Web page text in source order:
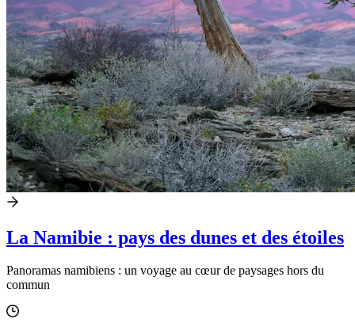
La Namibie : pays des dunes et des étoiles
Panoramas namibiens : un voyage au cœur de paysages hors du
commun